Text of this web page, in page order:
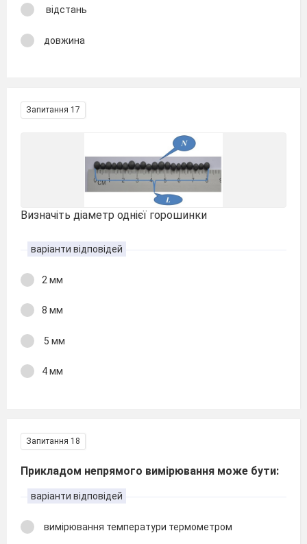
відстань
довжина
Запитання 17
Визначіть діаметр однієї горошинки
варіанти відповідей
2 мм
8 мм
5 мм
4 мм
Запитання 18
Прикладом непрямого вимірювання може бути:
варіанти відповідей
вимірювання температури термометром